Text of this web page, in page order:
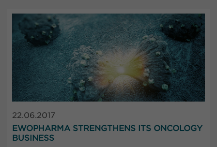
22.06.2017
EWOPHARMA STRENGTHENS ITS ONCOLOGY
BUSINESS